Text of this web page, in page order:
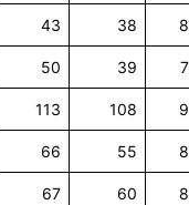
43 38
50 39
113 108
66 55
67 60